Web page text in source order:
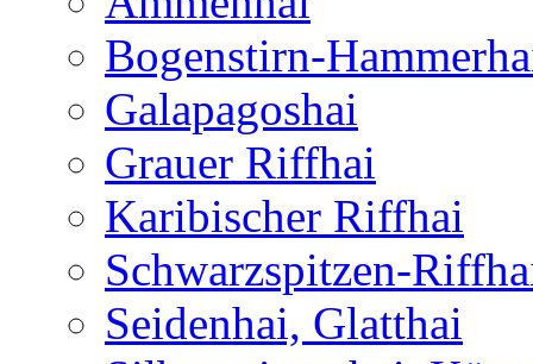
Bogenstirn-
Galapagoshai
Grauer Riffhai
Karibischer Riffhai
Schwarzspitzen-
Seidenhai, Glatthai